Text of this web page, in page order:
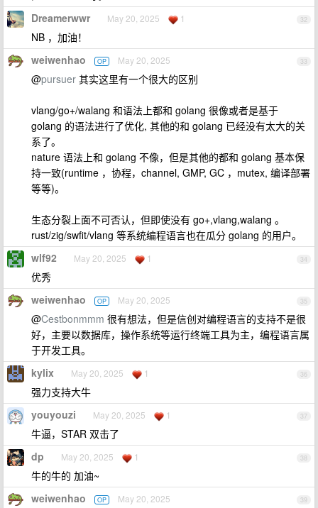
32
Dreamerwwr May 20, 2025 1
NB ，加油！
33
weiwenhao OP May 20, 2025
@pursuer 其实这里有一个很大的区别
vlang/go+/walang 和语法上都和 golang 很像或者是基于
golang 的语法进行了优化, 其他的和 golang 已经没有太大的关
系了。
nature 语法上和 golang 不像，但是其他的都和 golang 基本保
持一致(runtime ，协程，channel, GMP, GC ，mutex, 编译部署
等等)。
生态分裂上面不可否认，但即使没有 go+,vlang,walang 。
rust/zig/swfit/vlang 等系统编程语言也在瓜分 golang 的用户。
34
wlf92 May 20, 2025 1
优秀
35
weiwenhao OP May 20, 2025
@Cestbonmmm 很有想法，但是信创对编程语言的支持不是很
好，主要以数据库，操作系统等运行终端工具为主，编程语言属
于开发工具。
36
kylix May 20, 2025 1
强力支持大牛
37
youyouzi May 20, 2025 1
牛逼，STAR 双击了
38
dp May 20, 2025 1
牛的牛的 加油~
39
weiwenhao OP May 20, 2025